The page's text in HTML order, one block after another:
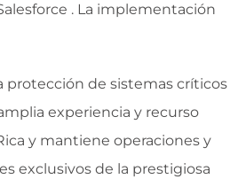
. La implementación
protección de sistemas críticos
experiencia y recurso
y mantiene operaciones y
exclusivos de la prestigiosa